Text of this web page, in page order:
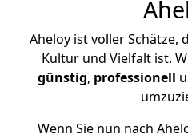
Aheloy ist voller Schätze,
Kultur und Vielfalt ist.
günstig, professionell
Wenn Sie nun nach